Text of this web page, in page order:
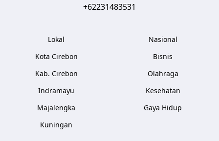
+62231483531
Lokal
Kota Cirebon
Kab. Cirebon
Indramayu
Majalengka
Kuningan
Nasional
Bisnis
Olahraga
Kesehatan
Gaya Hidup